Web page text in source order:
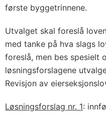
første byggetrinnene.
Utvalget skal foreslå
med tanke på hva slags
foreslå, men bes spesielt
løsningsforslagene
Revisjon av
Løsningsforslag nr. 1: